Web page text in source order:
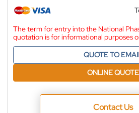
The term for entry into the National
quotation is for informational purposes
QUOTE TO
ONLINE QUOTE
Contact Us